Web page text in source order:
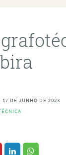
17 DE JUNHO DE 2023